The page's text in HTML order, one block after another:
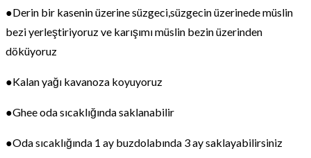
●Derin bir kasenin üzerine süzgeci,süzgecin üzerinede müslin
bezi yerleştiriyoruz ve karışımı müslin bezin üzerinden
döküyoruz
●Kalan yağı kavanoza koyuyoruz
●Ghee oda sıcaklığında saklanabilir
●Oda sıcaklığında 1 ay buzdolabında 3 ay saklayabilirsiniz